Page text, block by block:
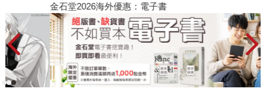
金石堂2026海外優惠：電子書